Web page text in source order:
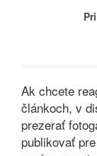
Ak chcete
článkoch, v
prezerať
publikovať